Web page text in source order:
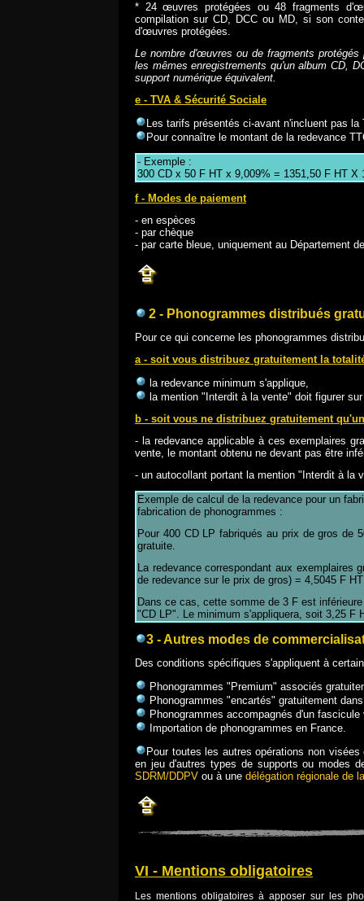
* 24 œuvres protégées ou 48 fragments
compilation sur CD, DCC ou MD, si son
d'œuvres protégées.
Le nombre d'œuvres ou de fragments
les mêmes enregistrements qu'un album CD,
support numérique équivalent.
e - TVA & Sécurité Sociale
Les tarifs présentés ci-avant n'incluent pas
Pour connaître le montant de la redevance
- Exemple :
300 CD x 50 F HT x 9,009% = 1351,50 F HT X
f - Modes de paiement
- en espèces
- par chèque
- par carte bleue, uniquement au Département
2 - Phonogrammes distribués
Pour ce qui concerne les phonogrammes
a - soit vous distribuez gratuitement la
la redevance minimum s'applique,
la mention "Interdit à la vente" doit figurer
b - soit vous ne distribuez gratuitement
- la redevance applicable à ces exemplaires
vente, le montant obtenu ne devant pas être
- un autocollant portant la mention "Interdit à la
Exemple de calcul de la redevance pour un
fabrication de phonogrammes :
Pour 400 CD LP fabriqués au prix de gros de
gratuite.
La redevance correspondant aux
de redevance sur le prix de gros) = 4,5045 F
Dans ce cas, cette somme de 3 F est
"CD LP". Le minimum s'appliquera, soit 3,25 F
3 - Autres modes de
Des conditions spécifiques s'appliquent à
Phonogrammes "Premium" associés
Phonogrammes "encartés" gratuitement
Phonogrammes accompagnés d'un
Importation de phonogrammes en France.
Pour toutes les autres opérations non
en jeu d'autres types de supports ou modes
SDRM/DDPV ou à une délégation régionale de
VI - Mentions obligatoires
Les mentions obligatoires à apposer sur les